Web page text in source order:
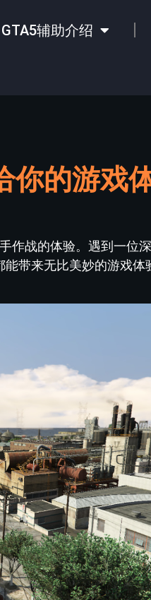
GTA5辅助介绍
你的游戏
作战的体验。遇到一位
带来无比美妙的游戏体